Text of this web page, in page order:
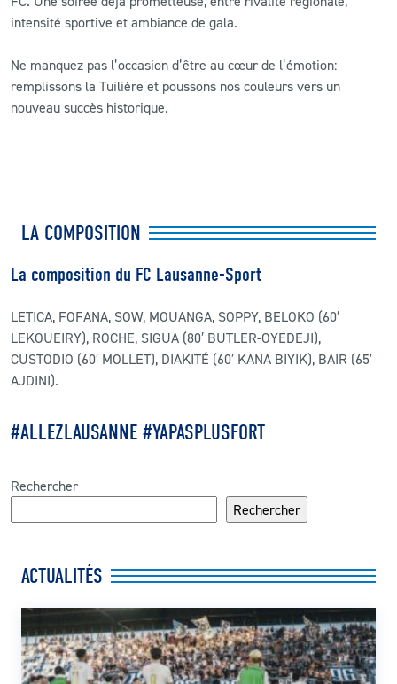
intensité sportive et ambiance de gala.
Ne manquez pas l’occasion d’être au cœur de l’émotion:
remplissons la Tuilière et poussons nos couleurs vers un
nouveau succès historique.
LA COMPOSITION
La composition du FC Lausanne-Sport
LETICA, FOFANA, SOW, MOUANGA, SOPPY, BELOKO (60′
LEKOUEIRY), ROCHE, SIGUA (80′ BUTLER-OYEDEJI),
CUSTODIO (60′ MOLLET), DIAKITÉ (60′ KANA BIYIK), BAIR (65′
AJDINI).
#ALLEZLAUSANNE #YAPASPLUSFORT
Rechercher
Rechercher
ACTUALITÉS